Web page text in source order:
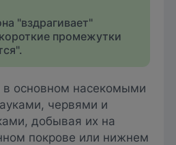
"вздрагивает"
промежутки
в основном насекомыми
червями и
добывая их на
покрове или нижнем